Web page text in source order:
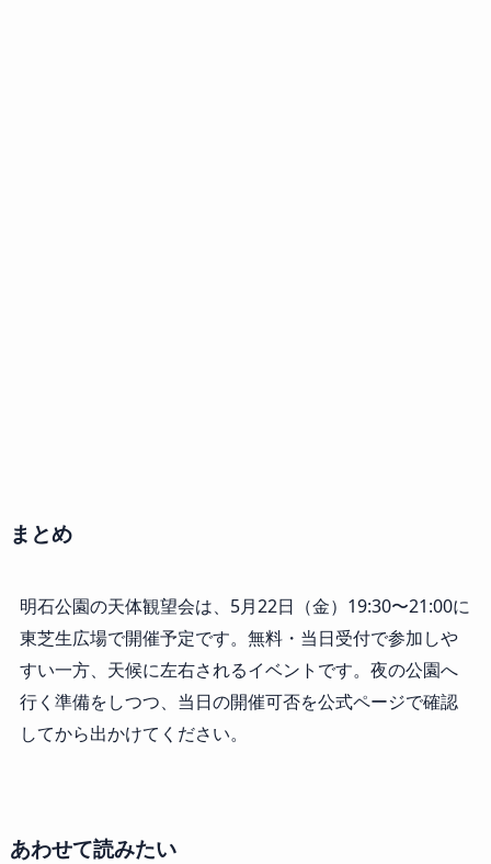
まとめ
明石公園の天体観望会は、5月22日（金）19:30〜21:00に
東芝生広場で開催予定です。無料・当日受付で参加しや
すい一方、天候に左右されるイベントです。夜の公園へ
行く準備をしつつ、当日の開催可否を公式ページで確認
してから出かけてください。
あわせて読みたい